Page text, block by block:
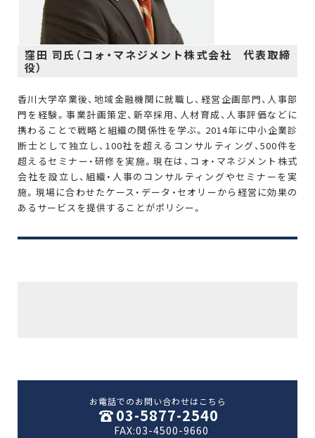
窪田 司氏（コォ・マネジメント株式会社 代表取締
役）
香川大学卒業後、地域金融機関に就職し、経営企画部門、人事部
門を経験。事業計画策定、新卒採用、人材育成、人事評価などに
携わることで戦略と組織の関係性を学ぶ。2014年に中小企業診
断士として独立し、100社を超えるコンサルティング、500件を
超えるセミナー・研修を実施。現在は、コォ・マネジメント株式
会社を設立し、組織・人事のコンサルティングやセミナーを実
施。現場に合わせたケース・データ・セオリーから経営に効果の
あるサービスを提供することがポリシー。
お電話でのお問い合わせはこちら
03-5877-2540
FAX:03-4500-9660